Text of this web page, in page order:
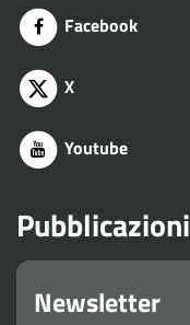
Facebook
X
Youtube
Pubblicazioni
Newsletter